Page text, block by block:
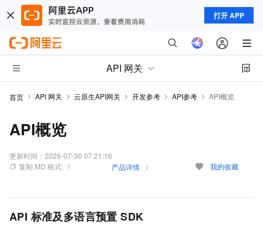
打开 APP
API 网关
首页 API 网关 云原生API网关 开发参考 API参考 API概览
API概览
更新时间： 2026-07-30 07:21:16
复制 MD 格式
产品详情 我的收藏
API 标准及多语言预置 SDK